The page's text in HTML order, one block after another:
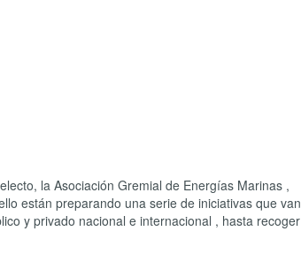
la Asociación Gremial de Energías Marinas ,
están preparando una serie de iniciativas que van
y privado nacional e internacional , hasta recoger